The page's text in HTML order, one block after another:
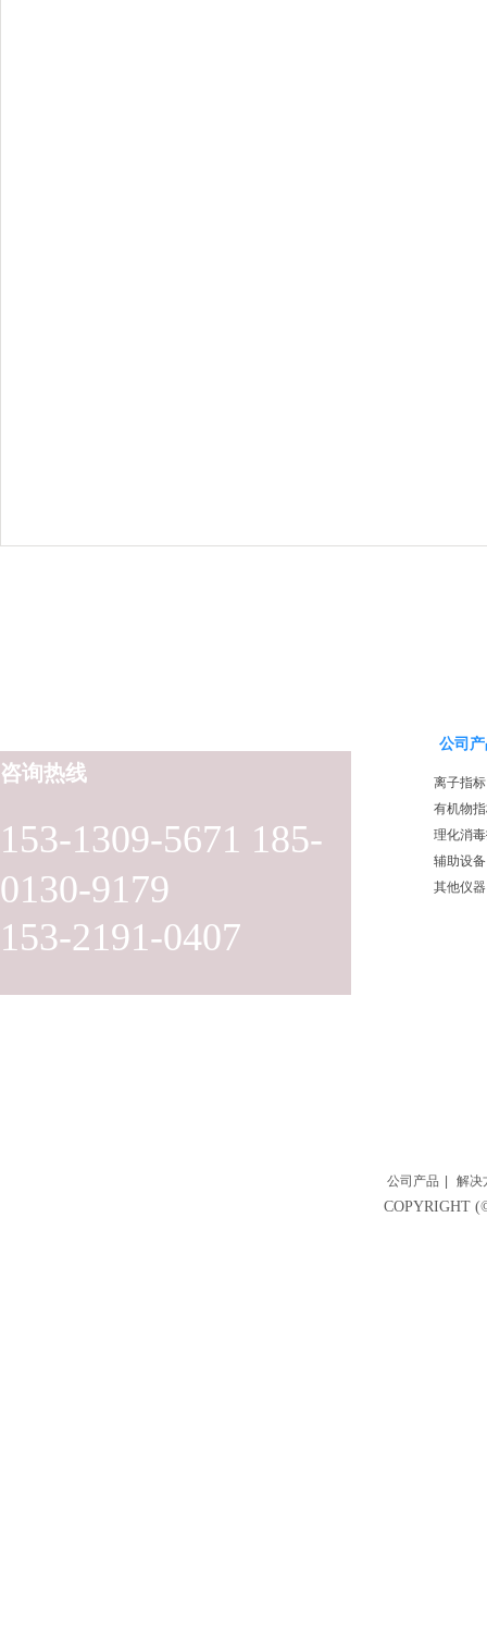
153-1309-5671 185-
0130-9179
153-2191-0407
咨询热线
公司
离子指标
有机物
理化消
辅助设备
其他仪器
公司产品 解决
COPYRIGHT